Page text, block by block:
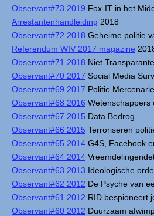
Observant#73 2019 Fox-IT in het
Arrestantenhandleiding 2018
Observant#72 2018 Geheime politie
Referendum WIV 2017 magazine
Observant#71 2018 Niet
Observant#70 2017 Social Media
Observant#69 2017 Politie
Observant#68 2016 Wetenschappers
Observant#67 2015 Data Bedrog
Observant#66 2015 Terroriseren
Observant#65 2014 G4S, Facebook
Observant#64 2014
Observant#63 2013 Ideologische
Observant#62 2012 De Psyche van
Observant#61 2012 RID bespioneert
Observant#60 2012 Duurzaam